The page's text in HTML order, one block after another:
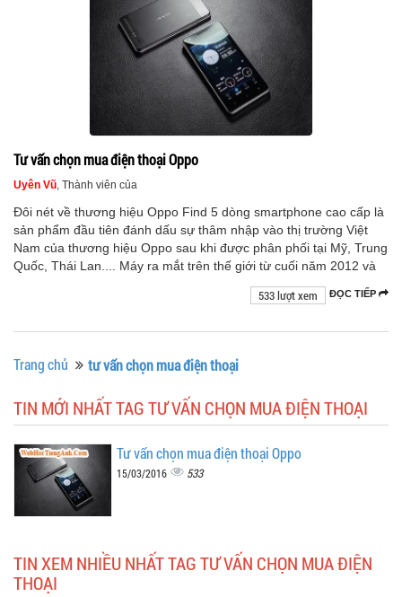
Tư vấn chọn mua điện thoại Oppo
Uyên Vũ , Thành viên của
Đôi nét về thương hiệu Oppo Find 5 dòng smartphone cao cấp là
sản phẩm đầu tiên đánh dấu sự thâm nhập vào thị trường Việt
Nam của thương hiệu Oppo sau khi được phân phối tại Mỹ, Trung
Quốc, Thái Lan.... Máy ra mắt trên thế giới từ cuối năm 2012 và
ĐỌC TIẾP
533 lượt xem
Trang chủ tư vấn chọn mua điện thoại
TIN MỚI NHẤT TAG TƯ VẤN CHỌN MUA ĐIỆN THOẠI
Tư vấn chọn mua điện thoại Oppo
15/03/2016 533
TIN XEM NHIỀU NHẤT TAG TƯ VẤN CHỌN MUA ĐIỆN
THOẠI